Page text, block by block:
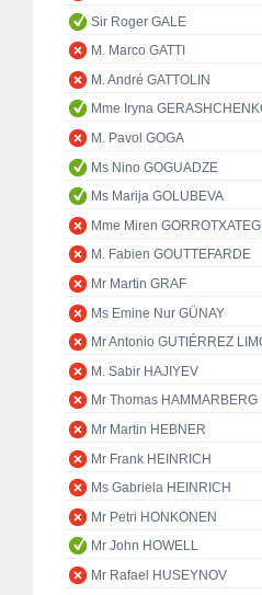
Sir Roger GALE
M. Marco GATTI
M. André GATTOLIN
Mme Iryna
M. Pavol GOGA
Ms Nino GOGUADZE
Ms Marija GOLUBEVA
Mme Miren
M. Fabien GOUTTEFARDE
Mr Martin GRAF
Ms Emine Nur GÜNAY
Mr Antonio GUTIÉRREZ
M. Sabir HAJIYEV
Mr Thomas HAMMARBERG
Mr Martin HEBNER
Mr Frank HEINRICH
Ms Gabriela HEINRICH
Mr Petri HONKONEN
Mr John HOWELL
Mr Rafael HUSEYNOV